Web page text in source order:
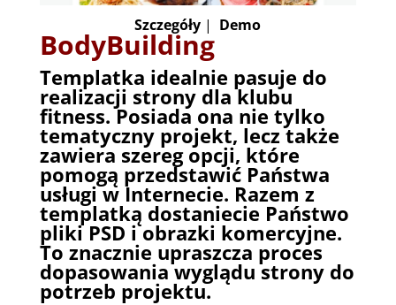
Szczegóły | Demo
BodyBuilding
Templatka idealnie pasuje do
realizacji strony dla klubu
fitness. Posiada ona nie tylko
tematyczny projekt, lecz także
zawiera szereg opcji, które
pomogą przedstawić Państwa
usługi w Internecie. Razem z
templatką dostaniecie Państwo
pliki PSD i obrazki komercyjne.
To znacznie upraszcza proces
dopasowania wyglądu strony do
potrzeb projektu.